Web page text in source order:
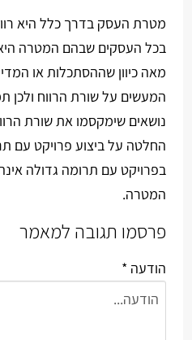
מטרת העסק בדרך כלל היא
בכל העסקים שבהם המטרה היא
מאה כיוון שההסתכלות או
המעשים על שורת הרווח ולכן
נושאים שימקסמו את שורת
החלטה על ביצוע פרויקט עם
בפרויקט עם תרומה גדולה
המטרה.
פרסמו תגובה למאמר
הודעה *